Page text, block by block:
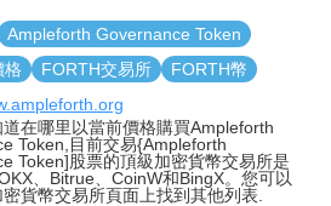
Ampleforth Governance Token
格
FORTH交易所
FORTH幣
在哪里以當前價格購買Ampleforth
Token,目前交易{Ampleforth
Token]股票的頂級加密貨幣交易所是
、Bitrue、CoinW和BingX。您可以
貨幣交易所頁面上找到其他列表.